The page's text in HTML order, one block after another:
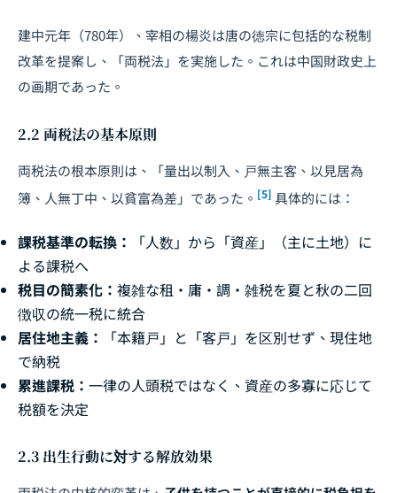
建中元年（780年）、宰相の楊炎は唐の徳宗に包括的な税制
改革を提案し、「両税法」を実施した。これは中国財政史上
の画期であった。
2.2 両税法の基本原則
両税法の根本原則は、「量出以制入、戸無主客、以見居為
簿、人無丁中、以貧富為差」であった。 [5] 具体的には：
課税基準の転換：
「人数」から「資産」（主に土地）に
よる課税へ
税目の簡素化： 複雑な租・庸・調・雑税を夏と秋の二回
徴収の統一税に統合
居住地主義：
「本籍戸」と「客戸」を区別せず、現住地
で納税
累進課税： 一律の人頭税ではなく、資産の多寡に応じて
税額を決定
2.3 出生行動に対する解放効果